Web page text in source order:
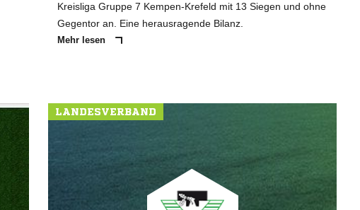
Kreisliga Gruppe 7 Kempen-Krefeld mit 13 Siegen und ohne
Gegentor an. Eine herausragende Bilanz.
Mehr lesen
LANDESVERBAND